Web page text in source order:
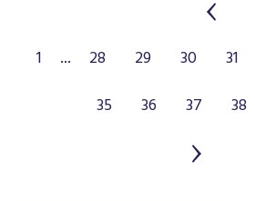
1 ... 28 29 30 31
35
36 37 38